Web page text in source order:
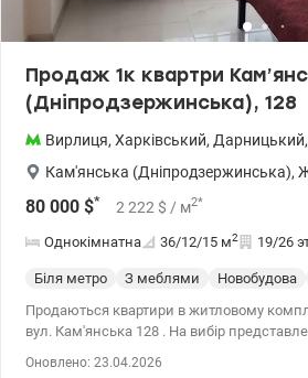
Продаж 1к квартри
(Дніпродзержинська), 128
Вирлиця, Харківський, Дарницький,
Кам'янська (Дніпродзержинська),
80 000 $* 2 222 $ / м2*
Однокімнатна 36/12/15 м2 19/26
Біля метро З меблями Новобудова
Продаються квартири в житловому
вул. Кам'янська 128 . На вибір
Оновлено: 23.04.2026